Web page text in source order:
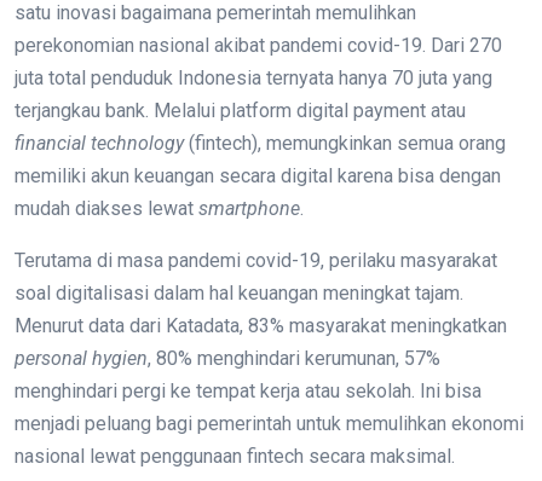
satu inovasi bagaimana pemerintah memulihkan
perekonomian nasional akibat pandemi covid-19. Dari 270
juta total penduduk Indonesia ternyata hanya 70 juta yang
terjangkau bank. Melalui platform digital payment atau
financial technology(fintech), memungkinkan semua orang
memiliki akun keuangan secara digital karena bisa dengan
mudah diakses lewat smartphone.
Terutama di masa pandemi covid-19, perilaku masyarakat
soal digitalisasi dalam hal keuangan meningkat tajam.
Menurut data dari Katadata, 83% masyarakat meningkatkan
personal hygien, 80% menghindari kerumunan, 57%
menghindari pergi ke tempat kerja atau sekolah. Ini bisa
menjadi peluang bagi pemerintah untuk memulihkan ekonomi
nasional lewat penggunaan fintech secara maksimal.